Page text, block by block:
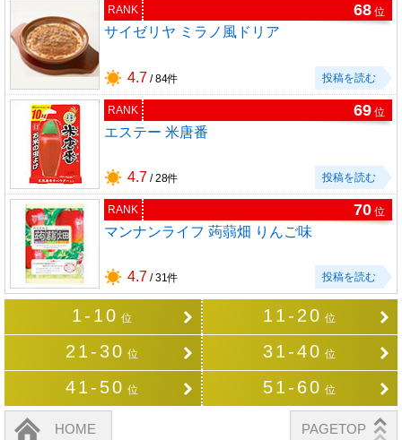
RANK 68 位
サイゼリヤ ミラノ風ドリア
4.7 / 84件 投稿を読む
RANK 69 位
エステー 米唐番
4.7 / 28件 投稿を読む
RANK 70 位
マンナンライフ 蒟蒻畑 りんご味
4.7 / 31件 投稿を読む
1-10 位 11-20 位
21-30 位 31-40 位
41-50 位 51-60 位
HOME PAGETOP